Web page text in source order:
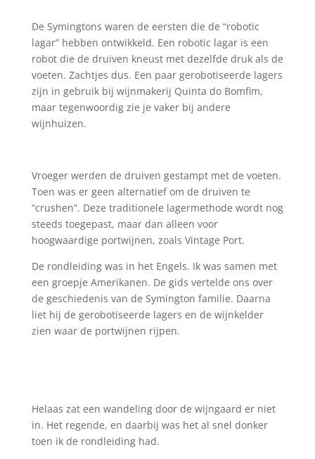
De Symingtons waren de eersten die de “robotic
lagar” hebben ontwikkeld. Een robotic lagar is een
robot die de druiven kneust met dezelfde druk als de
voeten. Zachtjes dus. Een paar gerobotiseerde lagers
zijn in gebruik bij wijnmakerij Quinta do Bomfim,
maar tegenwoordig zie je vaker bij andere
wijnhuizen.
Vroeger werden de druiven gestampt met de voeten.
Toen was er geen alternatief om de druiven te
“crushen”. Deze traditionele lagermethode wordt nog
steeds toegepast, maar dan alleen voor
hoogwaardige portwijnen, zoals Vintage Port.
De rondleiding was in het Engels. Ik was samen met
een groepje Amerikanen. De gids vertelde ons over
de geschiedenis van de Symington familie. Daarna
liet hij de gerobotiseerde lagers en de wijnkelder
zien waar de portwijnen rijpen.
Helaas zat een wandeling door de wijngaard er niet
in. Het regende, en daarbij was het al snel donker
toen ik de rondleiding had.